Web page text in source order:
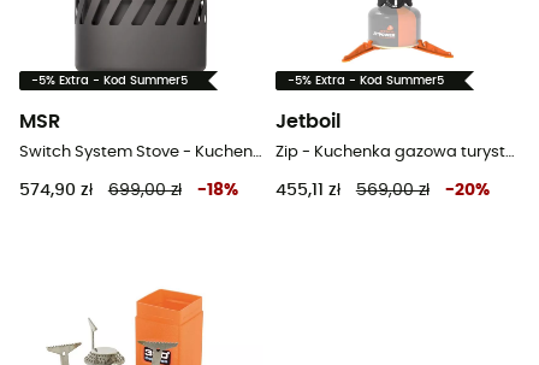
-5% Extra - Kod Summer5
MSR
574,90 zł 699,00 zł -18%
-5% Extra - Kod Summer5
Jetboil
455,11 zł 569,00 zł -20%